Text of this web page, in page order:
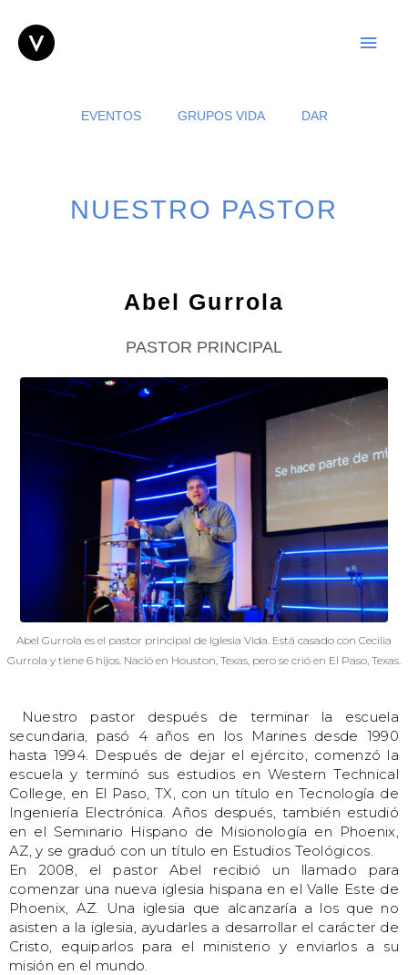
EVENTOS GRUPOS VIDA DAR
NUESTRO PASTOR
Abel Gurrola
PASTOR PRINCIPAL
Abel Gurrola es el pastor principal de Iglesia Vida. Está casado con Cecilia
Gurrola y tiene 6 hijos. Nació en Houston, Texas, pero se crió en El Paso, Texas.
Nuestro pastor después de terminar la escuela
secundaria, pasó 4 años en los Marines desde 1990
hasta 1994. Después de dejar el ejército, comenzó la
escuela y terminó sus estudios en Western Technical
College, en El Paso, TX, con un título en Tecnología de
Ingeniería Electrónica. Años después, también estudió
en el Seminario Hispano de Misionología en Phoenix,
AZ, y se graduó con un título en Estudios Teológicos.
En 2008, el pastor Abel recibió un llamado para
comenzar una nueva iglesia hispana en el Valle Este de
Phoenix, AZ. Una iglesia que alcanzaría a los que no
asisten a la iglesia, ayudarles a desarrollar el carácter de
Cristo, equiparlos para el ministerio y enviarlos a su
misión en el mundo.